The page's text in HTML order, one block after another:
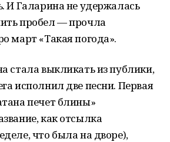
И Галарина не удержалась
пробел — прочла
март «Такая погода».
стала выкликать из публики,
исполнил две песни. Первая
печет блины»
как отсылка
что была на дворе),